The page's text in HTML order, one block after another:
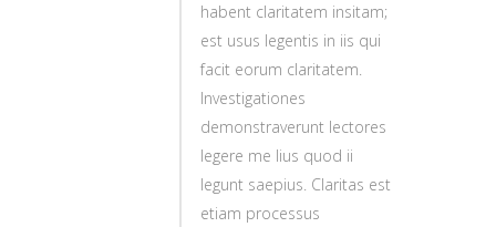
habent claritatem insitam;
est usus legentis in iis qui
facit eorum claritatem.
Investigationes
demonstraverunt lectores
legere me lius quod ii
legunt saepius. Claritas est
etiam processus